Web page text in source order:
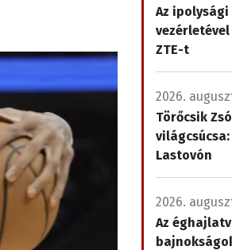
Az ipolysági
ZTE-t
2026.
Törőcsik
Lastovón
2026.
Az